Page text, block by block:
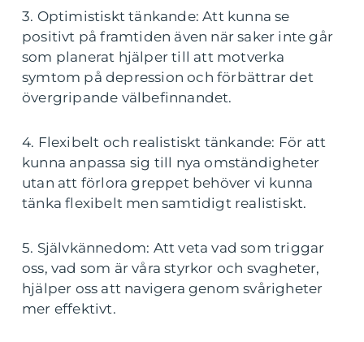
3. Optimistiskt tänkande: Att kunna se
positivt på framtiden även när saker inte går
som planerat hjälper till att motverka
symtom på depression och förbättrar det
övergripande välbefinnandet.
4. Flexibelt och realistiskt tänkande: För att
kunna anpassa sig till nya omständigheter
utan att förlora greppet behöver vi kunna
tänka flexibelt men samtidigt realistiskt.
5. Självkännedom: Att veta vad som triggar
oss, vad som är våra styrkor och svagheter,
hjälper oss att navigera genom svårigheter
mer effektivt.